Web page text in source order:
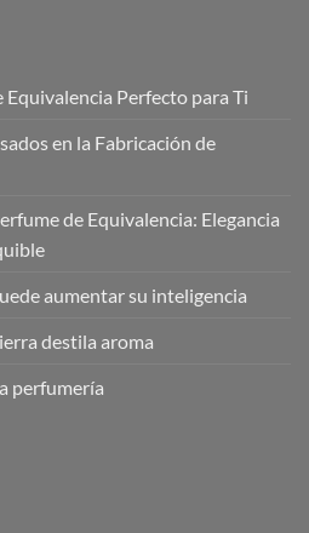
Perfecto para Ti
en la Fabricación de
de Equivalencia: Elegancia
aumentar su inteligencia
destila aroma
perfumería